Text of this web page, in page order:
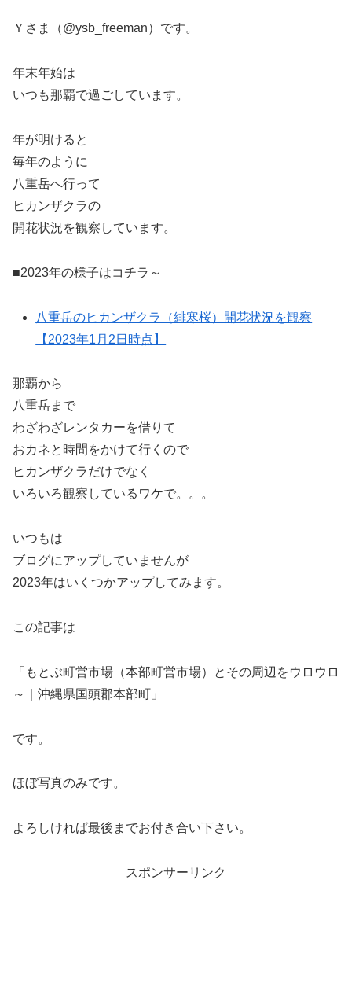
Ｙさま（@ysb_freeman）です。
年末年始は
いつも那覇で過ごしています。
年が明けると
毎年のように
八重岳へ行って
ヒカンザクラの
開花状況を観察しています。
■2023年の様子はコチラ～
八重岳のヒカンザクラ（緋寒桜）開花状況を観察
【2023年1月2日時点】
那覇から
八重岳まで
わざわざレンタカーを借りて
おカネと時間をかけて行くので
ヒカンザクラだけでなく
いろいろ観察しているワケで。。。
いつもは
ブログにアップしていませんが
2023年はいくつかアップしてみます。
この記事は
「もとぶ町営市場（本部町営市場）とその周辺をウロウロ
～｜沖縄県国頭郡本部町」
です。
ほぼ写真のみです。
よろしければ最後までお付き合い下さい。
スポンサーリンク